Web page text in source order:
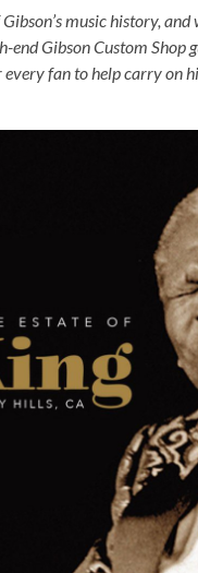
music history,
end Gibson Custom
fan to help carry on